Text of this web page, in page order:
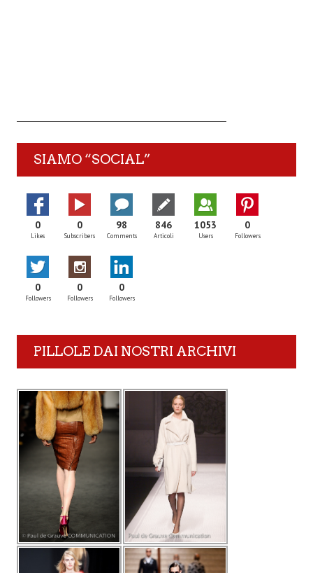
SIAMO “SOCIAL”
0
Likes
0
Subscribers
98
Comments
846
Articoli
1053
Users
0
Followers
0
Followers
0
Followers
0
Followers
PILLOLE DAI NOSTRI ARCHIVI